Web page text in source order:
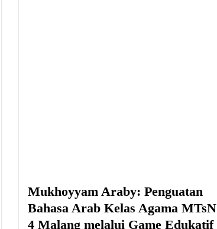
Mukhoyyam Araby: Penguatan
Bahasa Arab Kelas Agama MTsN
4 Malang melalui Game Edukatif